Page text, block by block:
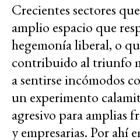
Crecientes sectores
amplio espacio que
hegemonía liberal, o
contribuido al triunfo
a sentirse incómodos
un experimento
agresivo para amplias
y empresarias. Por ahí